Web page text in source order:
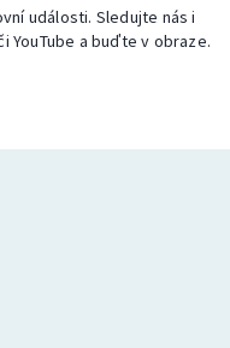
události. Sledujte nás i
YouTube a buďte v obraze.